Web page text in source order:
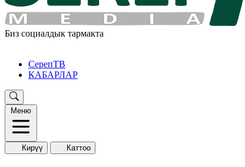
Биз социалдык тармакта
СерепТВ
КАБАРЛАР
Меню
Кирүү Каттоо